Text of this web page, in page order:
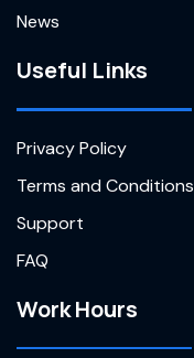
News
Useful Links
Privacy Policy
Terms and Conditions
Support
FAQ
Work Hours